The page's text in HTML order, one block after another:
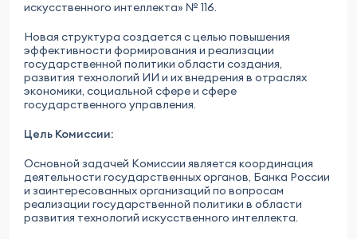
искусственного интеллекта» № 116.
Новая структура создается с целью повышения
эффективности формирования и реализации
государственной политики области создания,
развития технологий ИИ и их внедрения в отраслях
экономики, социальной сфере и сфере
государственного управления.
Цель Комиссии:
Основной задачей Комиссии является координация
деятельности государственных органов, Банка России
и заинтересованных организаций по вопросам
реализации государственной политики в области
развития технологий искусственного интеллекта.